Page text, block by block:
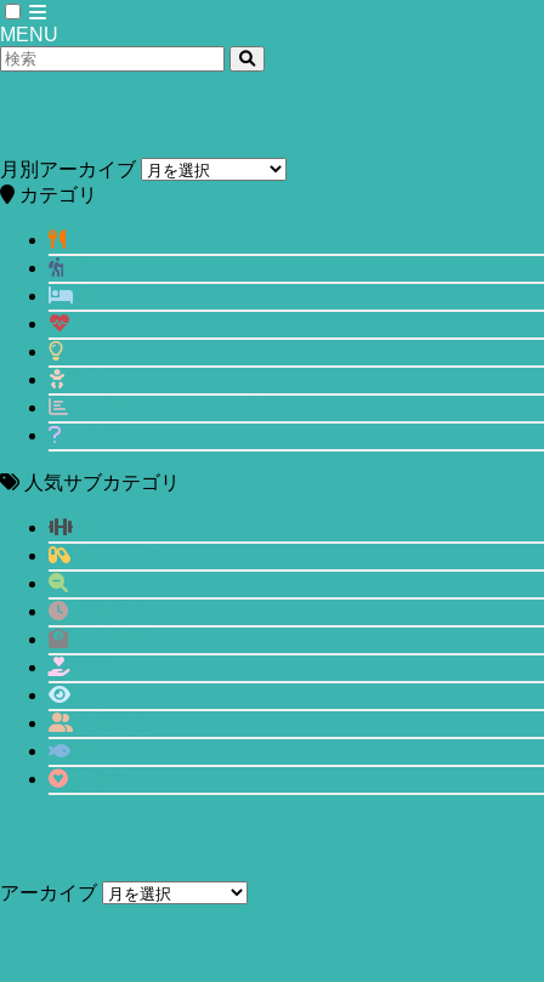
MENU
月別アーカイブ
カテゴリ
人気サブカテゴリ
アーカイブ
【Motiv Ring(モーティブリング) vs.
Oura Ring(オーラリング)】色&サイズ
から値段、アプリ機能まで徹底比較！
2018年12月16日